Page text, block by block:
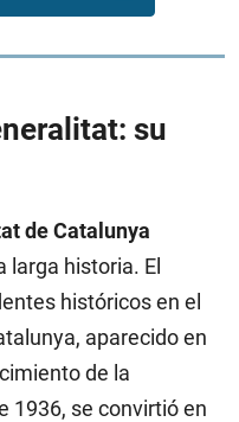
su
de Catalunya
larga historia. El
históricos en el
aparecido en
de la
1936, se convirtió en